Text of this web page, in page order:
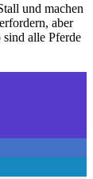
und machen
aber
sind alle Pferde